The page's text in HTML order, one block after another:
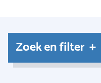
Zoek en filter